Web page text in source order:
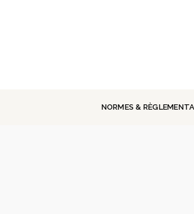
NORMES &